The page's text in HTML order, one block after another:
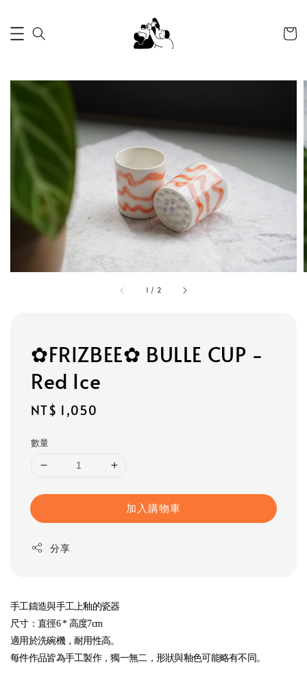
1 / 2
✿FRIZBEE✿ BULLE CUP -
Red Ice
Regular
NT$ 1,050
數量
加入購物車
分享
手工鑄造與手工上釉的瓷器
尺寸：直徑6 * 高度7cm
適用於洗碗機，耐用性高。
每件作品皆為手工製作，獨一無二，形狀與釉色可能略有不同。